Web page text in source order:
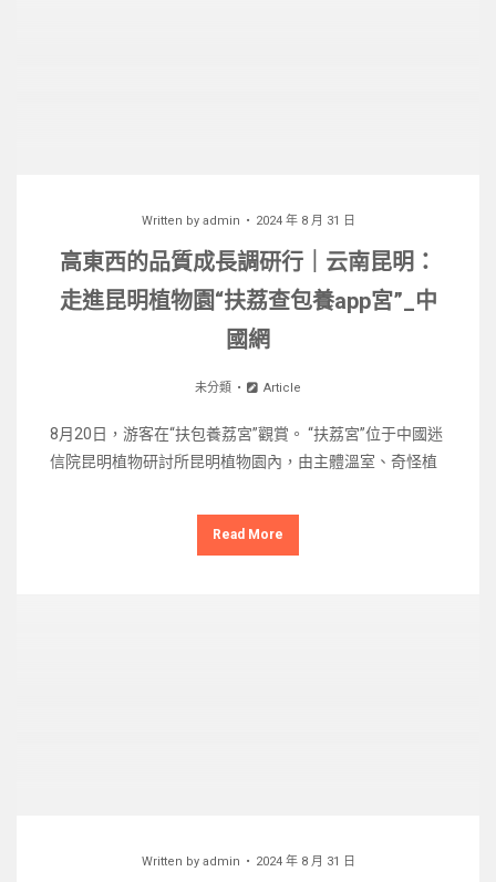
Written by admin 2024 年 8 月 31 日
高東西的品質成長調研行｜云南昆明：
走進昆明植物園“扶荔查包養app宮”_中
國網
未分類 Article
8月20日，游客在“扶包養荔宮”觀賞。 “扶荔宮”位于中國迷
信院昆明植物研討所昆明植物園內，由主體溫室、奇怪植
Read More
Written by admin 2024 年 8 月 31 日